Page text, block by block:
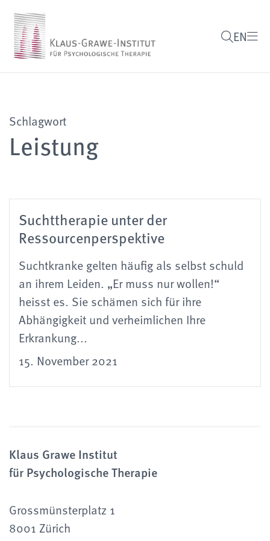
EN
Schlagwort
Leistung
Suchttherapie unter der
Ressourcenperspektive
Suchtkranke gelten häufig als selbst schuld
an ihrem Leiden. „Er muss nur wollen!“
heisst es. Sie schämen sich für ihre
Abhängigkeit und verheimlichen Ihre
Erkrankung...
15. November 2021
Klaus Grawe Institut
für Psychologische Therapie
Grossmünsterplatz 1
8001 Zürich